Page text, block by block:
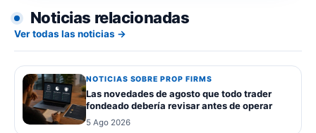
Noticias relacionadas
Ver todas las noticias →
NOTICIAS SOBRE PROP FIRMS
Las novedades de agosto que todo trader
fondeado debería revisar antes de operar
5 Ago 2026